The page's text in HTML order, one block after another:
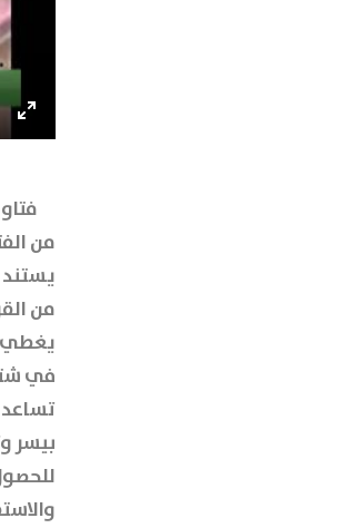
Enter
من
يستند
من
يغطي
في
بيسر